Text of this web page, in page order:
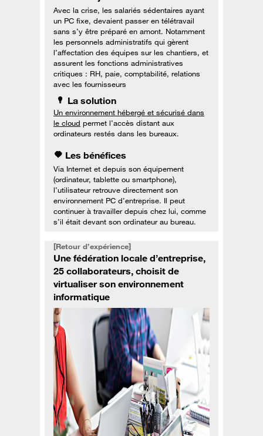
Avec la crise, les salariés sédentaires ayant
un PC fixe, devaient passer en télétravail
sans s’y être préparé en amont. Notamment
les personnels administratifs qui gèrent
l’affectation des équipes sur les chantiers, et
assurent les fonctions administratives
critiques : RH, paie, comptabilité, relations
avec les fournisseurs
La solution
Un environnement hébergé et sécurisé dans
le cloud permet l’accès distant aux
ordinateurs restés dans les bureaux.
Les bénéfices
Via Internet et depuis son équipement
(ordinateur, tablette ou smartphone),
l’utilisateur retrouve directement son
environnement PC d’entreprise. Il peut
continuer à travailler depuis chez lui, comme
s’il était devant son ordinateur au bureau.
[Retour d’expérience]
Une fédération locale d’entreprise,
25 collaborateurs, choisit de
virtualiser son environnement
informatique